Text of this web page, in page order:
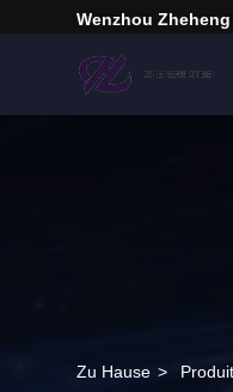
Wenzhou
Zu Hause >